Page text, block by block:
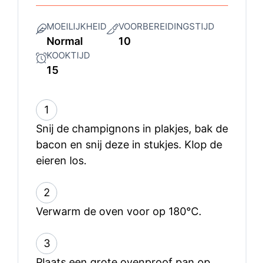
MOEILIJKHEID
Normal
VOORBEREIDINGSTIJD
10
KOOKTIJD
15
1
Snij de champignons in plakjes, bak de
bacon en snij deze in stukjes. Klop de
eieren los.
2
Verwarm de oven voor op 180°C.
3